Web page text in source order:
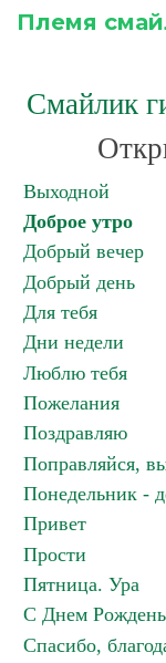
Племя
Смайлик
Выходной
Доброе утро
Добрый вечер
Добрый день
Для тебя
Дни недели
Люблю тебя
Пожелания
Поздравляю
Поправляйся,
Понедельник -
Привет
Прости
Пятница. Ура
С Днем
Спасибо,